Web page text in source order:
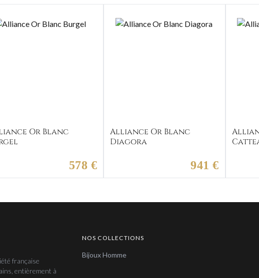
Or Blanc
578 €
Alliance Or Blanc
Diagora
941 €
française
entièrement à
NOS COLLECTIONS
Bijoux Homme